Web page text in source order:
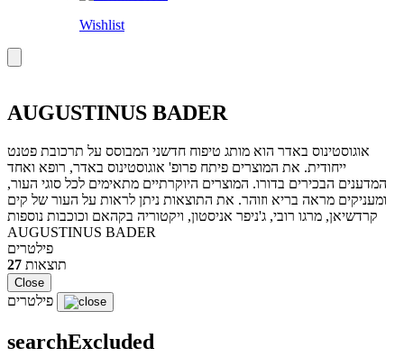
Wishlist
AUGUSTINUS BADER
אוגוסטינוס באדר הוא מותג טיפוח חדשני המבוסס על תרכובת פטנט
ייחודית. את המוצרים פיתח פרופ' אוגוסטינוס באדר, רופא ואחד
המדענים הבכירים בדורו. המוצרים היוקרתיים מתאימים לכל סוגי העור,
ומעניקים מראה בריא וזוהר. את התוצאות ניתן לראות על העור של קים
קרדשיאן, מרגו רובי, ג'ניפר אניסטון, ויקטוריה בקהאם וכוכבות נוספות
AUGUSTINUS BADER
פילטרים
27 תוצאות
Close
searchExcluded